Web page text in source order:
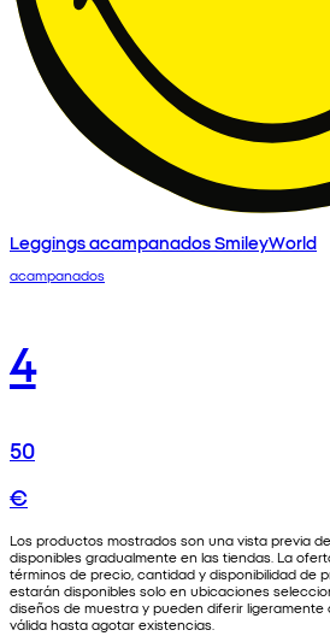
Leggings acampanados SmileyWorld
acampanados
4
50
€
Los productos mostrados son una vista previa
disponibles gradualmente en las tiendas. La
términos de precio, cantidad y disponibilidad de
estarán disponibles solo en ubicaciones
diseños de muestra y pueden diferir
válida hasta agotar existencias.